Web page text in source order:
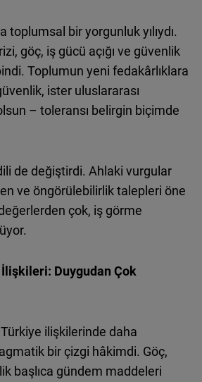
toplumsal bir yorgunluk yılıydı.
göç, iş gücü açığı ve güvenlik
Toplumun yeni fedakârlıklara
ister uluslararası
– toleransı belirgin biçimde
de değiştirdi. Ahlaki vurgular
ve öngörülebilirlik talepleri öne
çok, iş görme
Duygudan Çok
ilişkilerinde daha
bir çizgi hâkimdi. Göç,
başlıca gündem maddeleri